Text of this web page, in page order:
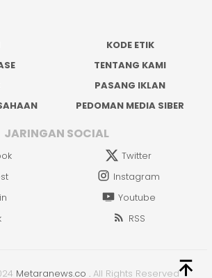
KODE ETIK
TENTANG KAMI
PASANG IKLAN
PEDOMAN MEDIA SIBER
JARINGAN SOCIAL
Twitter
Instagram
Youtube
RSS
Metaranews.co . All Rights Reserved